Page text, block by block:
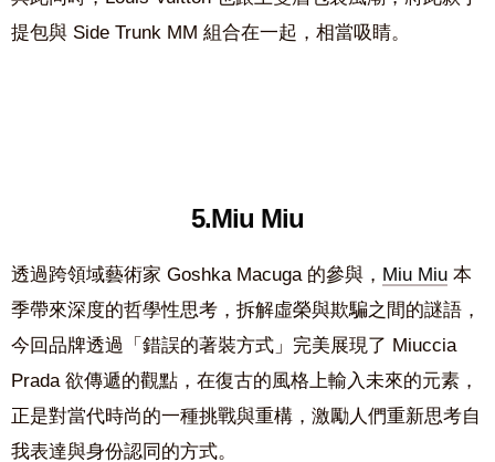
提包與 Side Trunk MM 組合在一起，相當吸睛。
5.Miu Miu
透過跨領域藝術家 Goshka Macuga 的參與， Miu Miu 本
季帶來深度的哲學性思考，拆解虛榮與欺騙之間的謎語，
今回品牌透過「錯誤的著裝方式」完美展現了 Miuccia
Prada 欲傳遞的觀點，在復古的風格上輸入未來的元素，
正是對當代時尚的一種挑戰與重構，激勵人們重新思考自
我表達與身份認同的方式。